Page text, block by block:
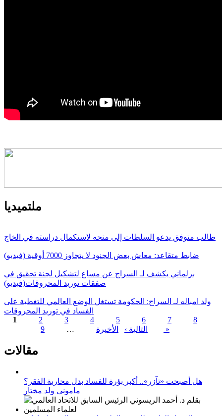
ملتميديا
طالب متوفق يدعو السلطات إلى منحه لاستكمال دراسته في الخاج
ضابط متقاعد: معاش بعض الجنود لا يتجاوز 7000 أوقية (فيديو)
برلماني يكشف لـ السراج عن مساع لتشكيل لجنة تحقيق في
صفقات توريد المحروقات(فيديو)
ولد امباله لـ السراج: الحكومة تستغل الوضع العالمي للتغطية على
الفساد في توريد المحروقات
الصفحات
1 2 3 4 5 6 7
8
9
… التالية › الأخيرة »
مقالات
هل أصبحت «تآزر».. أكبر بؤرة للفساد بدل محاربة الفقر؟
مامونى ولد مختار